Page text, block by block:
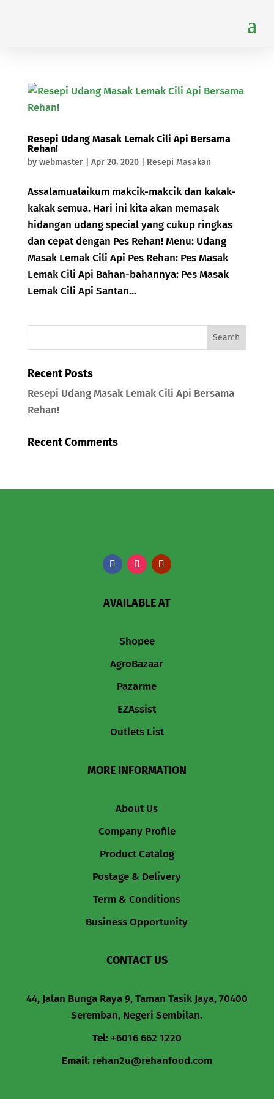
Resepi Udang Masak Lemak Cili Api Bersama
Rehan!
by webmaster| Apr 20, 2020| Resepi Masakan
Assalamualaikum makcik-makcik dan kakak-
kakak semua. Hari ini kita akan memasak
hidangan udang special yang cukup ringkas
dan cepat dengan Pes Rehan! Menu: Udang
Masak Lemak Cili Api Pes Rehan: Pes Masak
Lemak Cili Api Bahan-bahannya: Pes Masak
Lemak Cili Api Santan...
Recent Posts
Resepi Udang Masak Lemak Cili Api Bersama
Rehan!
Recent Comments
AVAILABLE AT
Shopee
AgroBazaar
Pazarme
EZAssist
Outlets List
MORE INFORMATION
About Us
Company Profile
Product Catalog
Postage & Delivery
Term & Conditions
Business Opportunity
CONTACT US
44, Jalan Bunga Raya 9, Taman Tasik Jaya, 70400
Seremban, Negeri Sembilan.
Tel: +6016 662 1220
Email: rehan2u@rehanfood.com